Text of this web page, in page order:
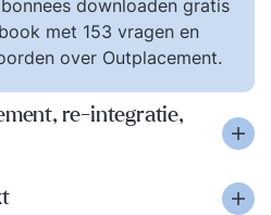
downloaden gratis
met 153 vragen en
over Outplacement.
re-integratie,